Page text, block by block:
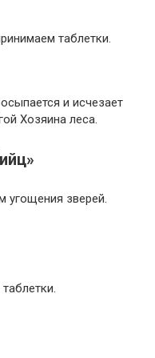
таблетки.
и исчезает
Хозяина леса.
угощения зверей.